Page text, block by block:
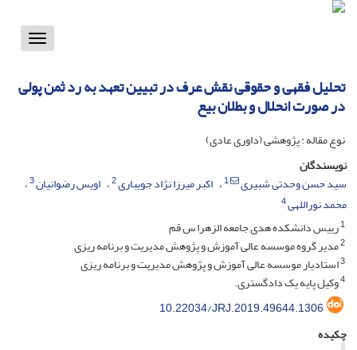
Toggle
تحلیل فقهی و حقوقی نقش عرف در تبیین تعهد به رد ثمن پولی
در صورت انحلال و بطلان بیع
نوع مقاله : پژوهشی (داوری عادی)
نویسندگان
سید حسن وحدتی شبیری
1 اکبر میرزا نژاد جویباری2 اویس رضوانیان3
محمد نوراللهی4
1رییس دانشکده هدی جامعه الزهرا س قم
2مدیر گروه موسسه عالی آموزش و پژوهش مدیریت و برنامه ریزی
3استادیار موسسه عالی آموزش و پژوهش مدیریت و برنامه ریزی
4وکیل پایه یک دادگستری.
10.22034/JRJ.2019.49644.1306
چکیده